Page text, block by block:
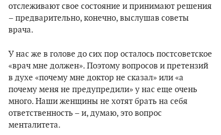
отслеживают свое состояние и принимают решения
– предварительно, конечно, выслушав советы
врача.
У нас же в голове до сих пор осталось постсоветское
«врач мне должен». Поэтому вопросов и претензий
в духе «почему мне доктор не сказал» или «а
почему меня не предупредили» у нас еще очень
много. Наши женщины не хотят брать на себя
ответственность – и, думаю, это вопрос
менталитета.